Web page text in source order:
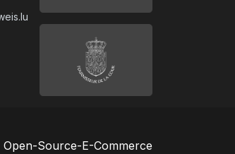
Open-Source-E-Commerce